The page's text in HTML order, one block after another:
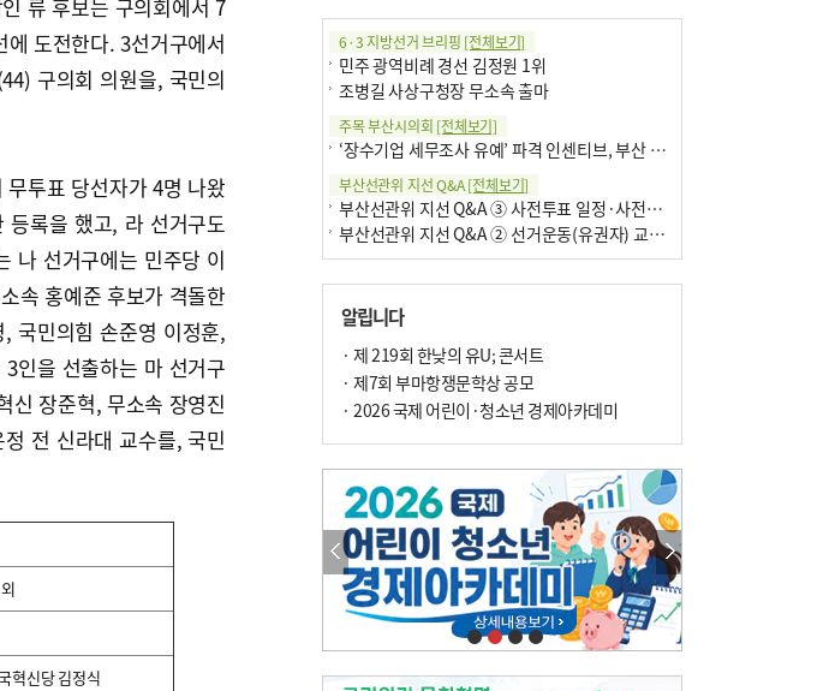
류 후보는 구의회에서 7
도전한다. 3선거구에서
구의회 의원을, 국민의
투표 당선자가 4명 나왔
록을 했고, 라 선거구도
나 선거구에는 민주당 이
속 홍예준 후보가 격돌한
국민의힘 손준영 이정훈,
인을 선출하는 마 선거구
신 장준혁, 무소속 장영진
전 신라대 교수를, 국민
혁신당 김정식
6·3 지방선거 브리핑 [전체보기]
민주 광역비례 경선 김정원 1위
조병길 사상구청장 무소속 출마
주목 부산시의회 [전체보기]
‘장수기업 세무조사 유예’ 파격 인센티브, 부산 유출 막을까
부산선관위 지선 Q&A[전체보기]
부산선관위 지선 Q&A ③ 사전투표 일정·사전투표함 보관
부산선관위 지선 Q&A ② 선거운동(유권자) 교육감투표용지
알립니다
· 제 219회 한낮의 유U; 콘서트
· 제7회 부마항쟁문학상 공모
· 2026 국제 어린이·청소년 경제아카데미